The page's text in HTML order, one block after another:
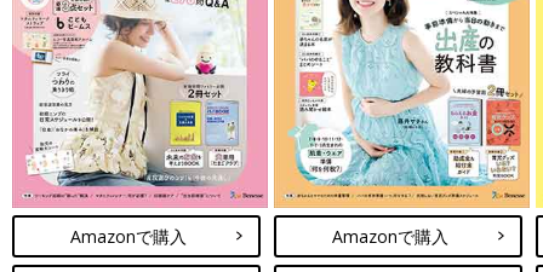
Amazonで購入 Amazonで購入